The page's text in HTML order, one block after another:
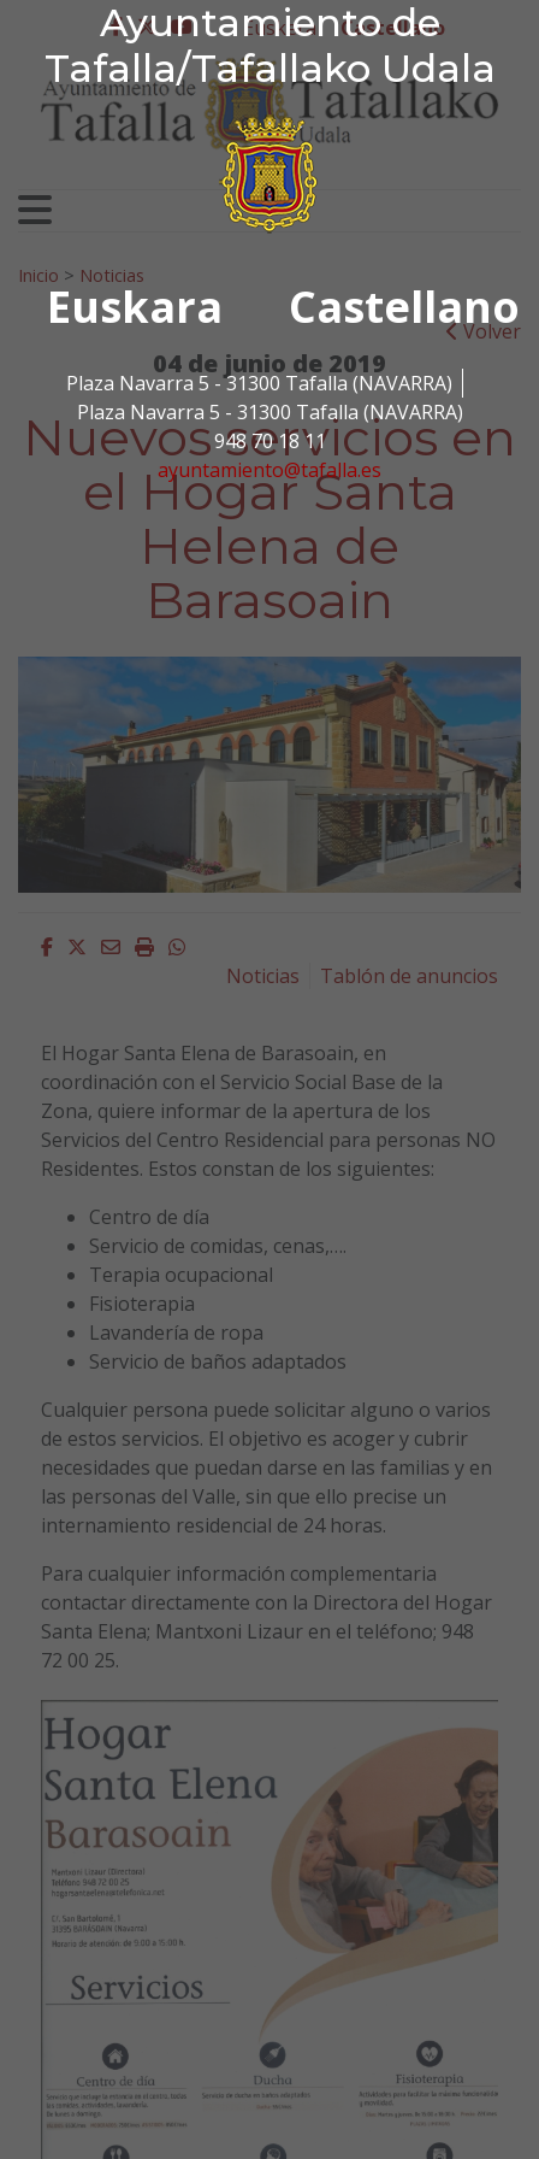
Ayuntamiento de
Tafalla/Tafallako Udala
Euskara Castellano
Plaza Navarra 5 - 31300 Tafalla (NAVARRA)
Plaza Navarra 5 - 31300 Tafalla (NAVARRA)
948 70 18 11
ayuntamiento@tafalla.es
Ir al contenido
Ayuntamiento de
facebook
twitter
youtube
Euskera Castellano
Search for:
Inicio > Noticias
Volver
04 de junio de 2019
Nuevos servicios en
el Hogar Santa
Helena de
Barasoain
Facebook
Twitter
EmailImprimirWhatsapp
Noticias
Tablón de anuncios
El Hogar Santa Elena de Barasoain, en
coordinación con el Servicio Social Base de la
Zona, quiere informar de la apertura de los
Servicios del Centro Residencial para personas NO
Residentes. Estos constan de los siguientes:
Centro de día
Servicio de comidas, cenas,….
Terapia ocupacional
Fisioterapia
Lavandería de ropa
Servicio de baños adaptados
Cualquier persona puede solicitar alguno o varios
de estos servicios. El objetivo es acoger y cubrir
necesidades que puedan darse en las familias y en
las personas del Valle, sin que ello precise un
internamiento residencial de 24 horas.
Para cualquier información complementaria
contactar directamente con la Directora del Hogar
Santa Elena; Mantxoni Lizaur en el teléfono; 948
72 00 25.